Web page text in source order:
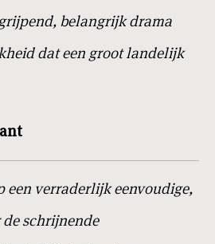
belangrijk drama
dat een groot landelijk
een verraderlijk eenvoudige,
schrijnende